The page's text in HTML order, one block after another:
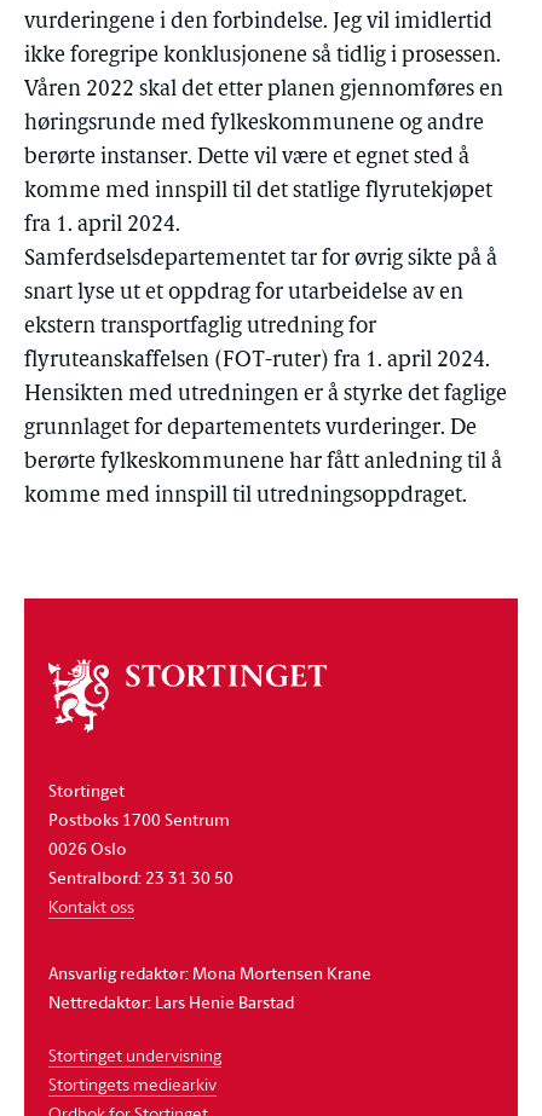
vurderingene i den forbindelse. Jeg vil imidlertid
ikke foregripe konklusjonene så tidlig i prosessen.
Våren 2022 skal det etter planen gjennomføres en
høringsrunde med fylkeskommunene og andre
berørte instanser. Dette vil være et egnet sted å
komme med innspill til det statlige flyrutekjøpet
fra 1. april 2024.
Samferdselsdepartementet tar for øvrig sikte på å
snart lyse ut et oppdrag for utarbeidelse av en
ekstern transportfaglig utredning for
flyruteanskaffelsen (FOT-ruter) fra 1. april 2024.
Hensikten med utredningen er å styrke det faglige
grunnlaget for departementets vurderinger. De
berørte fylkeskommunene har fått anledning til å
komme med innspill til utredningsoppdraget.
Om
stortinget
Stortinget
Postboks 1700 Sentrum
0026 Oslo
Sentralbord: 23 31 30 50
Kontakt oss
Ansvarlig redaktør: Mona Mortensen Krane
Nettredaktør: Lars Henie Barstad
Stortinget undervisning
Stortingets mediearkiv